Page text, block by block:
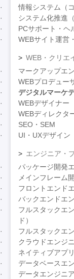
情報システム（
システム化推進
PCサポート・ヘ
WEBサイト運営
WEB・クリエ
マークアップエ
WEBプロデュー
デジタルマーケ
WEBデザイナー
WEBディレクタ
SEO・SEM
UI・UXデザイン
エンジニア・
パッケージ開発
メインフレーム
フロントエンド
バックエンドエ
フルスタックエ
ド）
フルスタックエ
クラウドエンジ
ネイティブアプ
データベースエ
データエンジニア